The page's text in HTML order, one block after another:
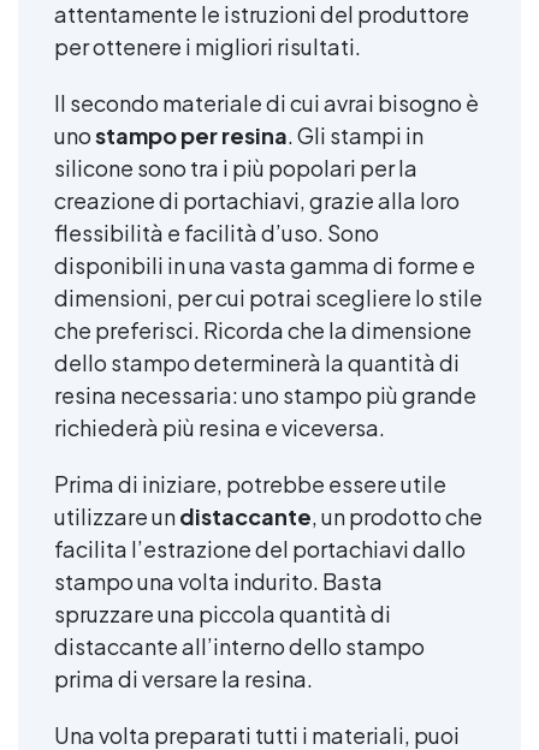
attentamente le istruzioni del produttore
per ottenere i migliori risultati.
Il secondo materiale di cui avrai bisogno è
unostampo per resina. Gli stampi in
silicone sono tra i più popolari per la
creazione di portachiavi, grazie alla loro
flessibilità e facilità d’uso. Sono
disponibili in una vasta gamma di forme e
dimensioni, per cui potrai scegliere lo stile
che preferisci. Ricorda che la dimensione
dello stampo determinerà la quantità di
resina necessaria: uno stampo più grande
richiederà più resina e viceversa.
Prima di iniziare, potrebbe essere utile
utilizzare undistaccante, un prodotto che
facilita l’estrazione del portachiavi dallo
stampo una volta indurito. Basta
spruzzare una piccola quantità di
distaccante all’interno dello stampo
prima di versare la resina.
Una volta preparati tutti i materiali, puoi